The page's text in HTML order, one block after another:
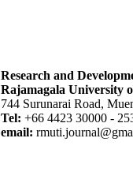
Research and
Rajamagala University
744 Surunarai Road,
Tel: +66 4423 30000 -
email: